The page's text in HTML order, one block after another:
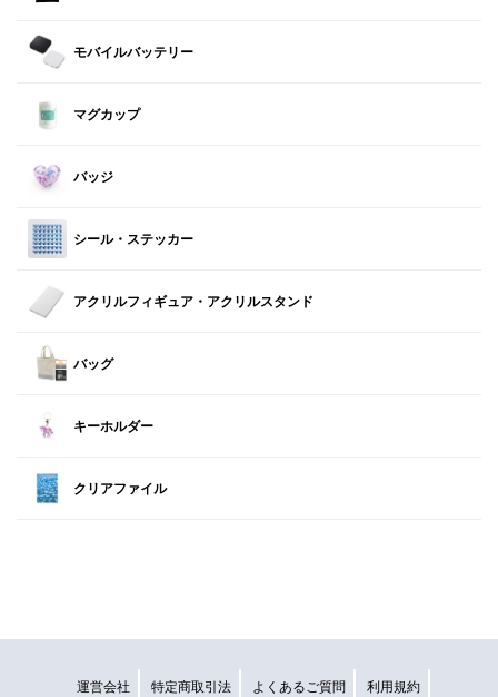
モバイルバッテリー
マグカップ
バッジ
シール・ステッカー
アクリルフィギュア・アクリルスタンド
バッグ
キーホルダー
クリアファイル
運営会社 特定商取引法 よくあるご質問 利用規約